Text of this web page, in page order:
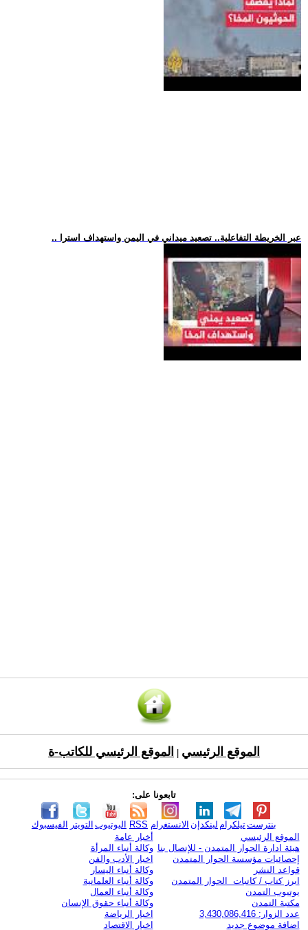
.. عبر الخريطة التفاعلية.. تصعيد ميداني في اليمن واستهداف استرا
الموقع الرئيسي الموقع الرئيسي للكاتب-ة
تابعونا على:
الفيسبوك التويتر اليوتيوب RSS الانستغرام لينكدإن تيلكرامبنترست
الموقع الرئيسي
هيئة ادارة الحوار المتمدن - للإتصال بنا
إحصائيات مؤسسة الحوار المتمدن
قواعد النشر
ابرز كتاب / كاتبات الحوار المتمدن
يوتيوب التمدن
مكتبة التمدن
عدد الزوار: 3,430,086,416
اضافة موضوع جديد
أخبار عامة
وكالة أنباء المرأة
اخبار الأدب والفن
وكالة أنباء اليسار
وكالة أنباء العلمانية
وكالة أنباء العمال
وكالة أنباء حقوق الإنسان
اخبار الرياضة
اخبار الاقتصاد